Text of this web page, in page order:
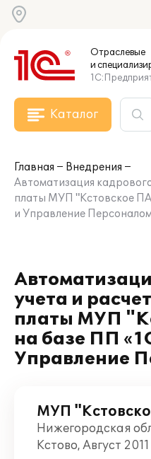
Отраслевые
и
Каталог
Главная
Внедрения
Автоматизация
платы МУП "Кстовское
и Управление
учета и
платы МУП
на базе ПП
Управление
МУП
Нижегородская
Кстово, Август 2011